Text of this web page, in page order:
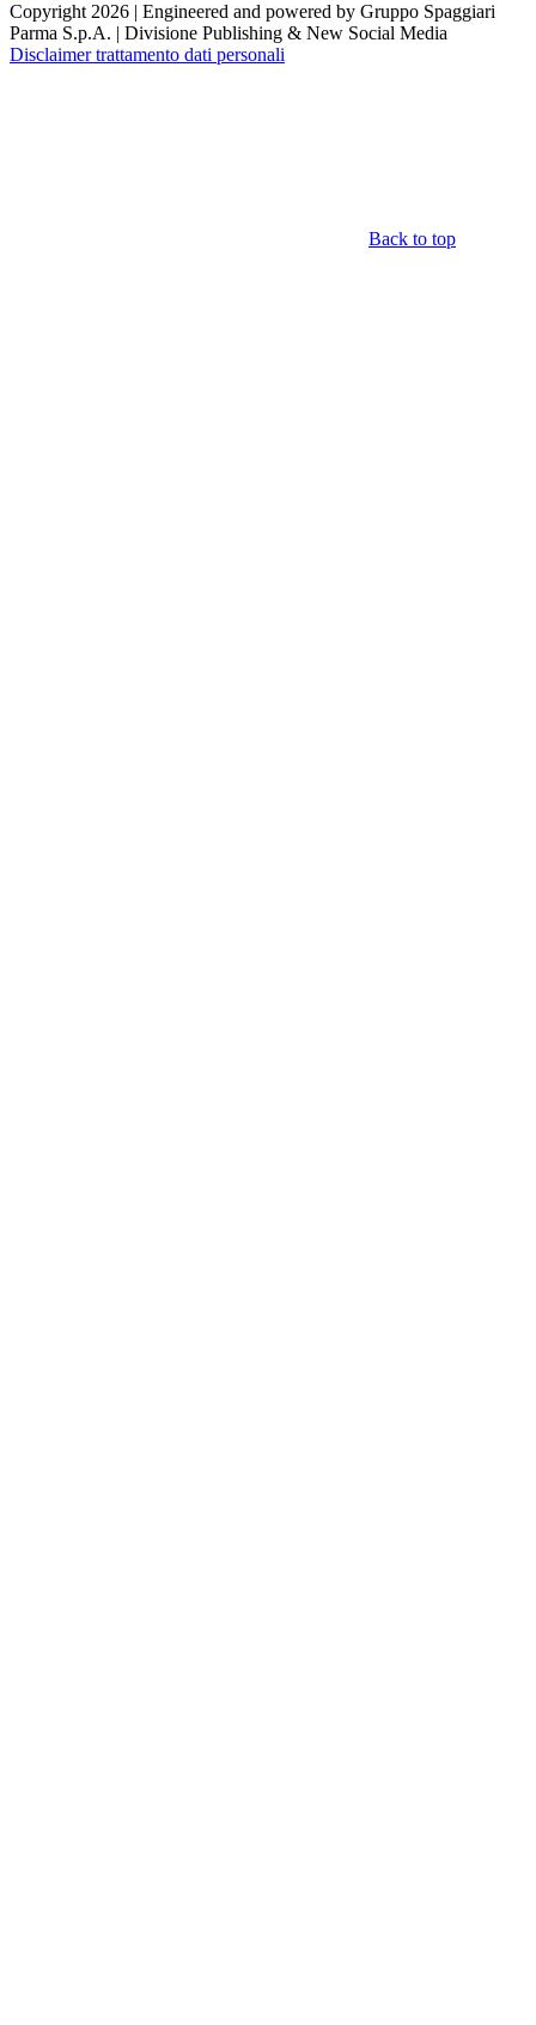
Copyright 2026 | Engineered and powered by Gruppo Spaggiari
Parma S.p.A. | Divisione Publishing & New Social Media
Disclaimer trattamento dati personali
Back to top